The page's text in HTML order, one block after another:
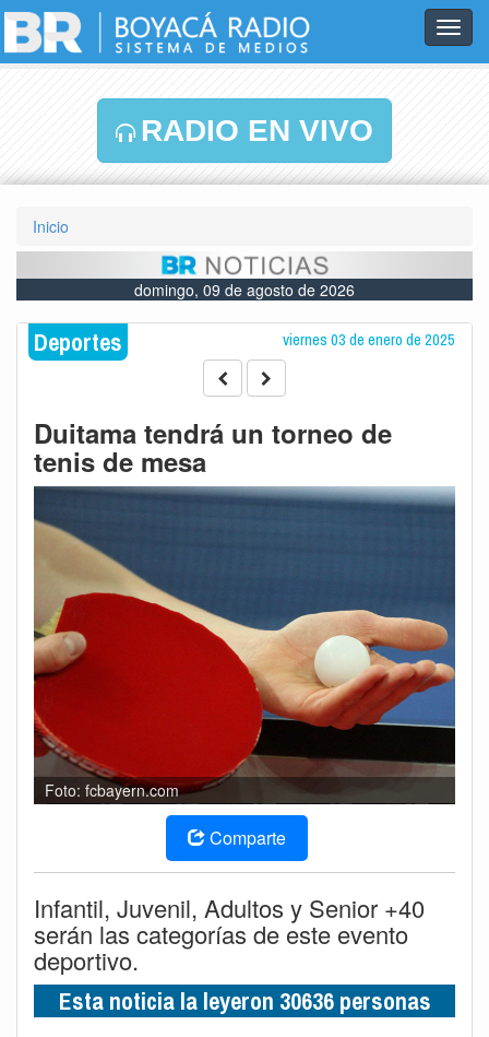
RADIO EN VIVO
Inicio
domingo, 09 de agosto de 2026
Deportes viernes 03 de enero de 2025
Duitama tendrá un torneo de
tenis de mesa
Foto: fcbayern.com
Comparte
Infantil, Juvenil, Adultos y Senior +40
serán las categorías de este evento
deportivo.
Esta noticia la leyeron 30636 personas